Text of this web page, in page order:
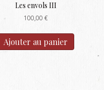
Les envols III
100,00 €
Ajouter au panier